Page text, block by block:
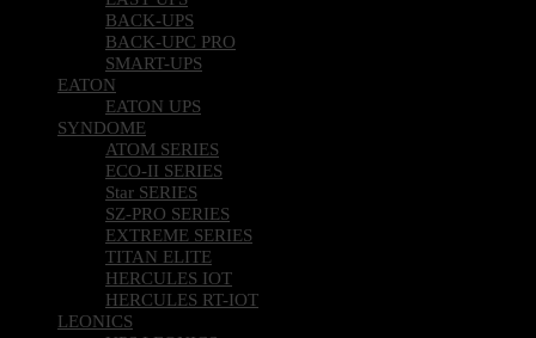
BACK-UPS
BACK-UPC PRO
SMART-UPS
EATON
EATON UPS
SYNDOME
ATOM SERIES
ECO-II SERIES
Star SERIES
SZ-PRO SERIES
EXTREME SERIES
TITAN ELITE
HERCULES IOT
HERCULES RT-IOT
LEONICS